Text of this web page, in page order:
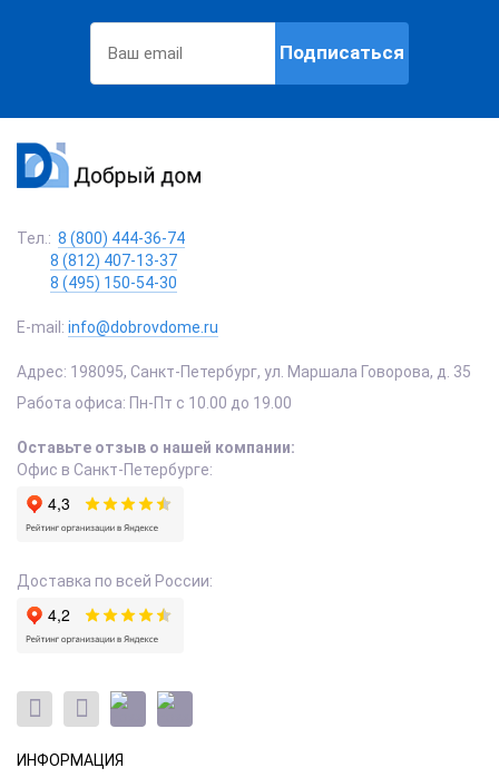
Подписаться
Тел.: 8 (800) 444-36-74
8 (812) 407-13-37
8 (495) 150-54-30
E-mail: info@dobrovdome.ru
Адрес: 198095, Санкт-Петербург, ул. Маршала Говорова, д. 35
Работа офиса: Пн-Пт с 10.00 до 19.00
Оставьте отзыв о нашей компании:
Офис в Санкт-Петербурге:
Доставка по всей России:
ИНФОРМАЦИЯ